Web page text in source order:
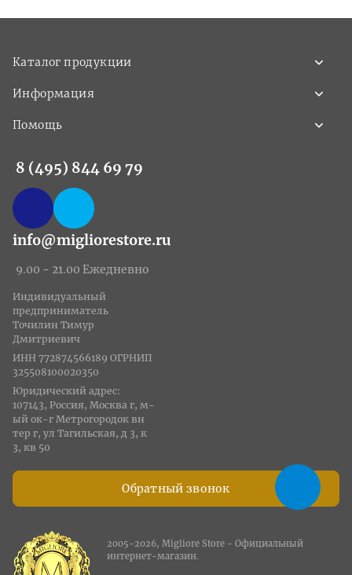
Каталог продукции
Информация
Помощь
8 (495) 844 69 79
info@migliorestore.ru
9.00 - 21.00 Ежедневно
Обратный звонок
Индивидуальный
предприниматель
Точилин Тимур
Дмитриевич
ИНН 772874566189 ОГРНИП
325508100020350
Юридический адрес:
107143, Россия, Москва г, м-
ый ок-г Метрогородок вн
тер г, ул Тагильская, д 3, к
3, кв 50
2005-2026, Migliore Store - Официальный
интернет-магазин.